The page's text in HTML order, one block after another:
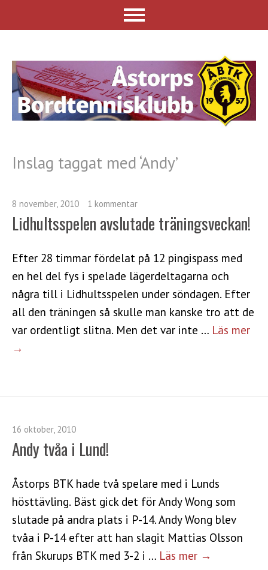
Inslag taggat med ‘Andy’
8 november, 2010 1 kommentar
Lidhultsspelen avslutade träningsveckan!
Efter 28 timmar fördelat på 12 pingispass med
en hel del fys i spelade lägerdeltagarna och
några till i Lidhultsspelen under söndagen. Efter
all den träningen så skulle man kanske tro att de
var ordentligt slitna. Men det var inte … Läs mer
→
16 oktober, 2010
Andy tvåa i Lund!
Åstorps BTK hade två spelare med i Lunds
hösttävling. Bäst gick det för Andy Wong som
slutade på andra plats i P-14. Andy Wong blev
tvåa i P-14 efter att han slagit Mattias Olsson
från Skurups BTK med 3-2 i … Läs mer →